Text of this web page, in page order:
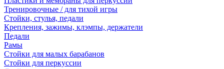
Тренировочные / для тихой игры
Стойки, стулья, педали
Крепления, зажимы, клэмпы, держатели
Педали
Рамы
Стойки для малых барабанов
Стойки для перкуссии